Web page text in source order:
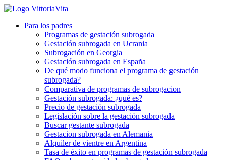
Para los padres
Programas de gestación subrogada
Gestación subrogada en Ucrania
Subrogación en Georgia
Gestación subrogada en España
De qué modo funciona el programa de gestación
subrogada?
Comparativa de programas de subrogacion
Gestación subrogada: ¿qué es?
Precio de gestación subrogada
Legislación sobre la gestación subrogada
Buscar gestante subrogada
Gestacion subrogada en Alemania
Alquiler de vientre en Argentina
Tasa de éxito en programas de gestación subrogada